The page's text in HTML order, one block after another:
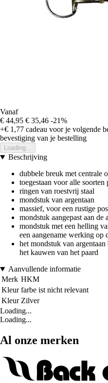
Vanaf
€ 44,95 € 35,46 -21%
+€ 1,77 cadeau voor je volgende
bevestiging van je bestelling
Loading...
Beschrijving
dubbele breuk met centrale
toegestaan voor alle
ringen van roestvrij staal
mondstuk van argentaan
massief, voor een rustige
mondstuk aangepast aan de
mondstuk met een helling
een aangename werking op
het mondstuk van
het kauwen van het paard
Aanvullende informatie
Merk HKM
Kleur farbe ist nicht relevant
Kleur Zilver
Loading...
Loading...
Al onze merken